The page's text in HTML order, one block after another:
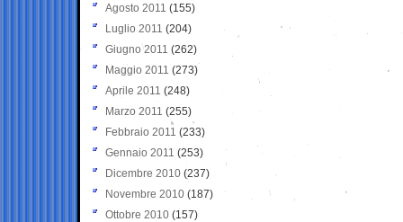
Agosto 2011 (155)
Luglio 2011 (204)
Giugno 2011 (262)
Maggio 2011 (273)
Aprile 2011 (248)
Marzo 2011 (255)
Febbraio 2011 (233)
Gennaio 2011 (253)
Dicembre 2010 (237)
Novembre 2010 (187)
Ottobre 2010 (157)